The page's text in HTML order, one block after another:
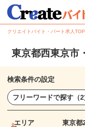
クリエイトバイト・パート求人TOP
東京都西東京市
検索条件の設定
エリア 東京都